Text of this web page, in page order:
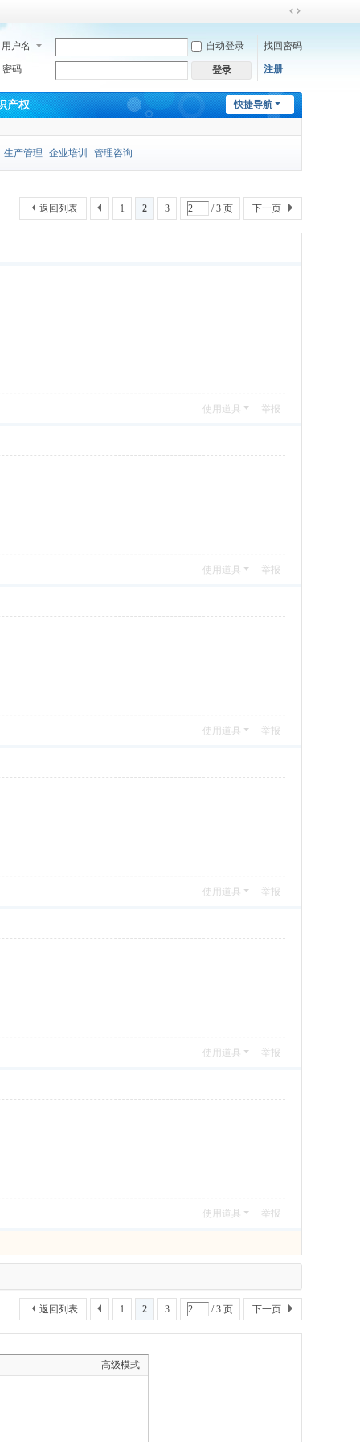
切
换
到
用户名 自动登录 找回密码
密码 登录 注册
快捷导航
产权
生产管理 企业培训 管理咨询
1 2 3 / 3 页 下一页
返回列表
使用道具 举报
使用道具 举报
使用道具 举报
使用道具 举报
使用道具 举报
使用道具 举报
1 2 3 / 3 页 下一页
返回列表
高级模式